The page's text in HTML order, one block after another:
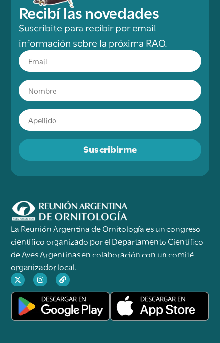
Recibí las novedades
Suscribite para recibir por email
información sobre la próxima RAO.
Suscribirme
La Reunión Argentina de Ornitología es un congreso
científico organizado por el Departamento Científico
de Aves Argentinas en colaboración con un comité
organizador local.